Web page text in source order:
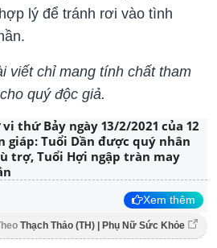
lý để tránh rơi vào tình
viết chỉ mang tính chất tham
quý độc giả.
vi thứ Bảy ngày 13/2/2021 của 12
giáp: Tuổi Dần được quý nhân
trợ, Tuổi Hợi ngập tràn may
Xem thêm
Thạch Thảo (TH) | Phụ Nữ Sức Khỏe